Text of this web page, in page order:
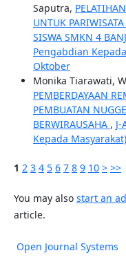
Saputra,
UNTUK
SISWA SMKN 4
Pengabdian
Oktober
Monika Tiarawati,
PEMBERDAYAAN
PEMBUATAN
BERWIRAUSAHA ,
Kepada
1 2 3 4 5 6 7 8 9 10 > >>
You may also start an
article.
Open Journal Systems